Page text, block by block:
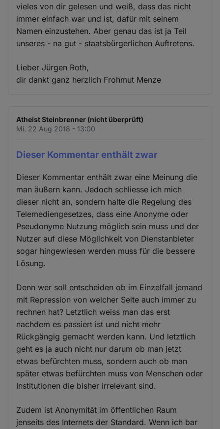
vieles von dir gelesen und weiß, dass das nicht
immer einfach war und ist, dafür mit seinem
Namen einzustehen. Aber genau das ist ja Teil
unseres - na gut - staatsbürgerlichen Auftretens.
Lieber Jürgen Roth,
dir dankt ganz herzlich Frohmut Menze
Atheist Steinbrenner (nicht überprüft)
Mi. 22 Aug 2018 - 13:00
Dieser Kommentar enthält zwar
Dieser Kommentar enthält zwar eine Meinung die
man äußern kann. Jedoch schliesse ich mich
dieser nicht an, sondern halte die Regelung des
Telemediengesetzes, dass eine Anonyme oder
Pseudonyme Nutzung möglich sein muss und der
Nutzer auf diese Möglichkeit von Dienstanbieter
sogar hingewiesen werden muss für die bessere
Lösung.
Denn wer soll entscheiden ob im Einzelfall jemand
mit Repression von welcher Seite auch immer zu
rechnen hat? Letztlich weiss man das erst
nachdem es passiert ist und nicht mehr
Rückgängig gemacht werden kann. Und letztlich
geht es ja auch nicht nur darum ob man jetzt
etwas befürchten muss, sondern auch ob man
später etwas befürchten muss von Menschen oder
Institutionen die bisher irrelevant sind.
Zudem ist Anonymität im öffentlichen Raum
jenseits des Internets der Standard. Wenn ich bar